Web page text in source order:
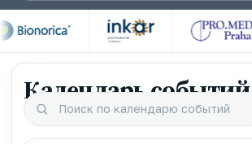
Календарь событий